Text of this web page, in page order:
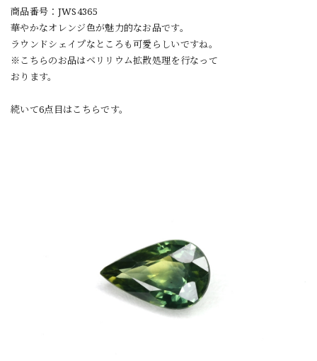
商品番号：JWS4365
華やかなオレンジ色が魅力的なお品です。
ラウンドシェイプなところも可愛らしいですね。
※こちらのお品はベリリウム拡散処理を行なって
おります。
続いて6点目はこちらです。